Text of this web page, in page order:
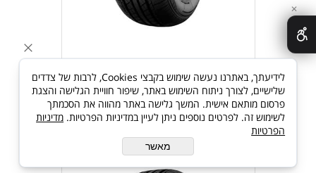
פרטים נוספים הוסף לסל
GT CHAMPIRO-VP1 185/65R14
86H TL
✕
לידיעתך, באתרנו נעשה שימוש בקבצי Cookies, לרבות של צדדים
שלישיים, לצורך ניתוח השימוש באתר, שיפור חוויית הגלישה והצגת
פרסום מותאם אישית. המשך גלישה באתר מהווה את הסכמתך
לשימוש זה. לפרטים נוספים ניתן לעיין במדיניות הפרטיות. מדיניות
הפרטיות
מאשר